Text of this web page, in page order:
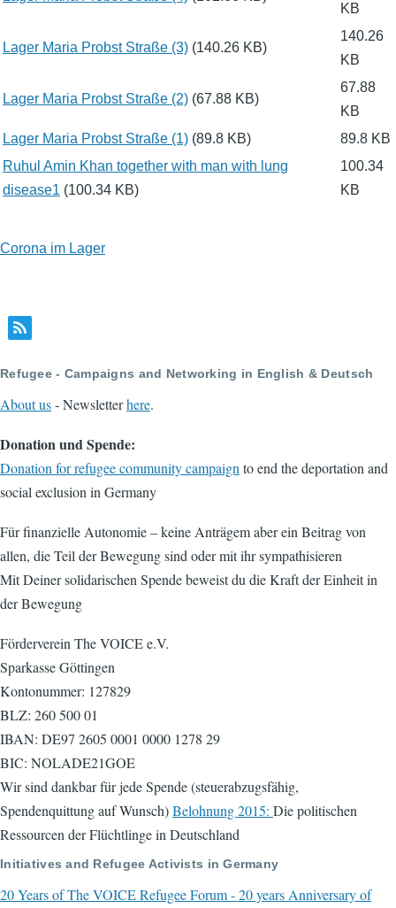
KB
Lager Maria Probst Straße (3) (140.26 KB)
140.26
KB
Lager Maria Probst Straße (2) (67.88 KB)
67.88
KB
Lager Maria Probst Straße (1) (89.8 KB)
89.8 KB
Ruhul Amin Khan together with man with lung
disease1 (100.34 KB)
100.34
KB
Corona im Lager
Refugee - Campaigns and Networking in English & Deutsch
About us- Newsletterhere.
Donation und Spende:
Donation for refugee community campaign to end the deportation and
social exclusion in Germany
Für finanzielle Autonomie – keine Anträgem aber ein Beitrag von
allen, die Teil der Bewegung sind oder mit ihr sympathisieren
Mit Deiner solidarischen Spende beweist du die Kraft der Einheit in
der Bewegung
Förderverein The VOICE e.V.
Sparkasse Göttingen
Kontonummer: 127829
BLZ: 260 500 01
IBAN: DE97 2605 0001 0000 1278 29
BIC: NOLADE21GOE
Wir sind dankbar für jede Spende (steuerabzugsfähig,
Spendenquittung auf Wunsch)Belohnung 2015: Die politischen
Ressourcen der Flüchtlinge in Deutschland
Initiatives and Refugee Activists in Germany
20 Years of The VOICE Refugee Forum - 20 years Anniversary of